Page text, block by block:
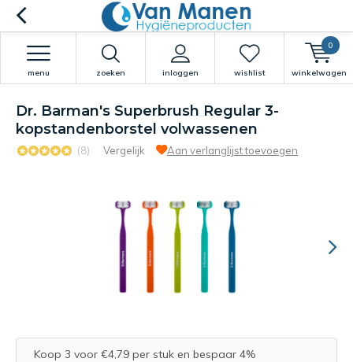
zoeken inloggen
menu wishlist winkelwagen
0
Dr. Barman's Superbrush Regular 3-
kopstandenborstel volwassenen
(8) Vergelijk Aan verlanglijst toevoegen
Koop 3 voor €4,79 per stuk en bespaar 4%